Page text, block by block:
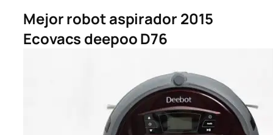
Mejor robot aspirador 2015
Ecovacs deepoo D76